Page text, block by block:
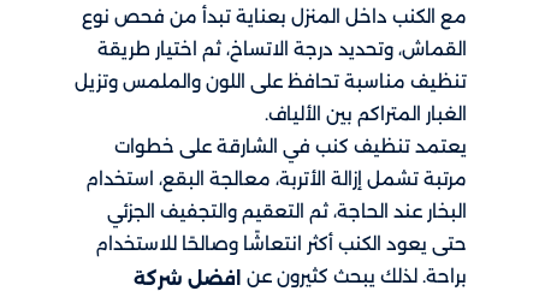
مع الكنب داخل المنزل بعناية تبدأ من فحص نوع
القماش، وتحديد درجة الاتساخ، ثم اختيار طريقة
تنظيف مناسبة تحافظ على اللون والملمس وتزيل
الغبار المتراكم بين الألياف.
يعتمد تنظيف كنب في الشارقة على خطوات
مرتبة تشمل إزالة الأتربة، معالجة البقع، استخدام
البخار عند الحاجة، ثم التعقيم والتجفيف الجزئي
حتى يعود الكنب أكثر انتعاشًا وصالحًا للاستخدام
براحة. لذلك يبحث كثيرون عن افضل شركة